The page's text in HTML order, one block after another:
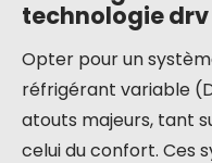
technologie drv
Opter pour un
réfrigérant variable
atouts majeurs, tant
celui du confort. Ces